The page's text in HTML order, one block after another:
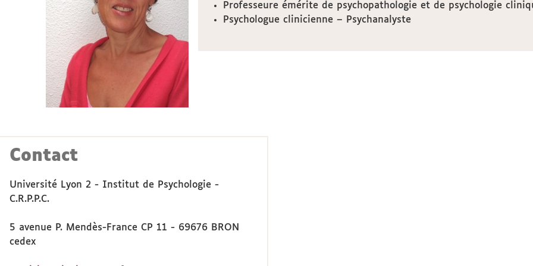
Professeure émérite de psychopathologie et de psychologie
Psychologue clinicienne – Psychanalyste
Contact
Université Lyon 2 - Institut de Psychologie -
C.R.P.P.C.
5 avenue P. Mendès-France CP 11 - 69676 BRON
cedex